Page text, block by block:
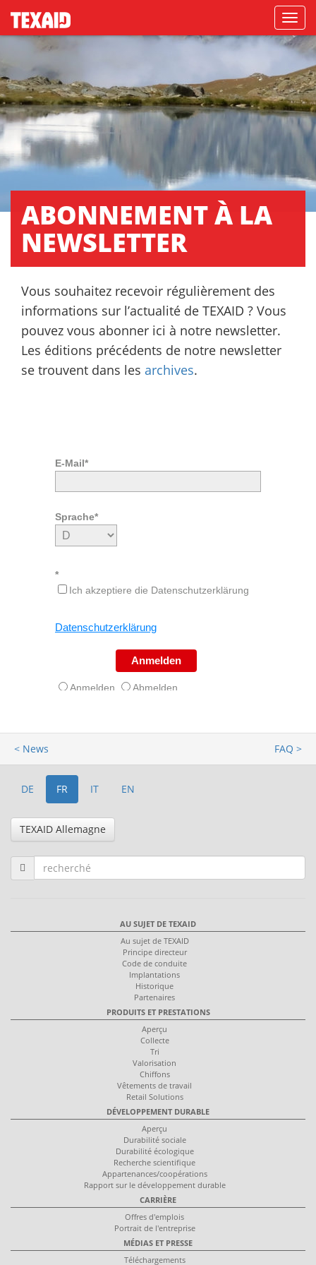
ABONNEMENT À LA
NEWSLETTER
Vous souhaitez recevoir régulièrement des
informations sur l’actualité de TEXAID ? Vous
pouvez vous abonner ici à notre newsletter.
Les éditions précédents de notre newsletter
se trouvent dans les archives.
< News FAQ >
DE FR IT EN
TEXAID Allemagne
AU SUJET DE TEXAID
Au sujet de TEXAID
Principe directeur
Code de conduite
Implantations
Historique
Partenaires
PRODUITS ET PRESTATIONS
Aperçu
Collecte
Tri
Valorisation
Chiffons
Vêtements de travail
Retail Solutions
DÉVELOPPEMENT DURABLE
Aperçu
Durabilité sociale
Durabilité écologique
Recherche scientifique
Appartenances/coopérations
Rapport sur le développement durable
CARRIÈRE
Offres d'emplois
Portrait de l'entreprise
MÉDIAS ET PRESSE
Téléchargements